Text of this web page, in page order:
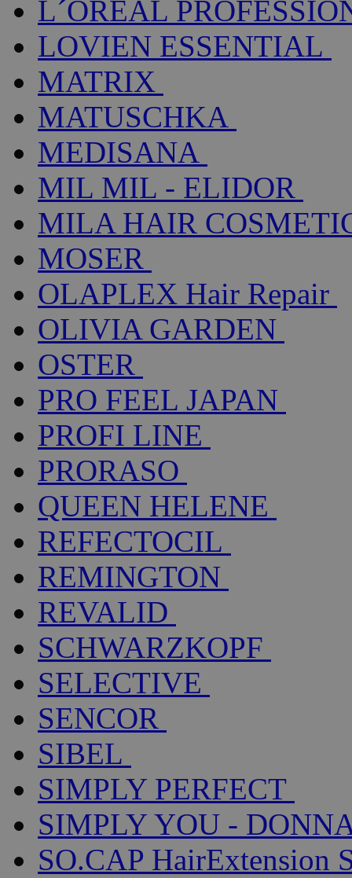
L´ORÉAL
LOVIEN ESSENTIAL
MATRIX
MATUSCHKA
MEDISANA
MIL MIL - ELIDOR
MILA HAIR
MOSER
OLAPLEX Hair Repair
OLIVIA GARDEN
OSTER
PRO FEEL JAPAN
PROFI LINE
PRORASO
QUEEN HELENE
REFECTOCIL
REMINGTON
REVALID
SCHWARZKOPF
SELECTIVE
SENCOR
SIBEL
SIMPLY PERFECT
SIMPLY YOU -
SO.CAP HairExtension